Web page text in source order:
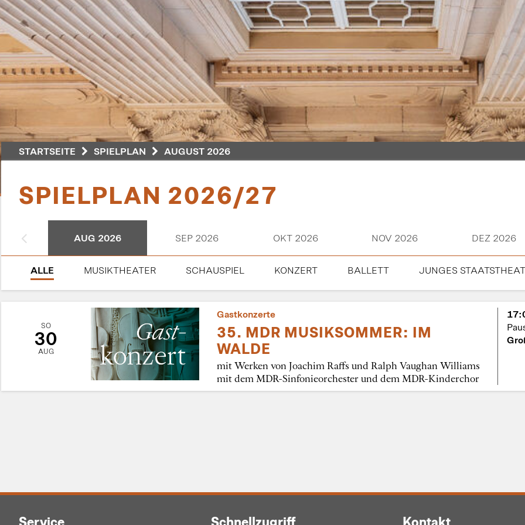
STARTSEITE SPIELPLAN AUGUST 2026
SPIELPLAN 2026/27
AUG 2026 SEP 2026 OKT 2026 NOV 2026 DEZ 2026
ALLE MUSIKTHEATER SCHAUSPIEL KONZERT BALLETT JUNGES
SO
30
AUG
Gastkonzerte
35. MDR MUSIKSOMMER: IM
WALDE
mit Werken von Joachim Raffs und Ralph Vaughan Williams
mit dem MDR-Sinfonieorchester und dem MDR-Kinderchor